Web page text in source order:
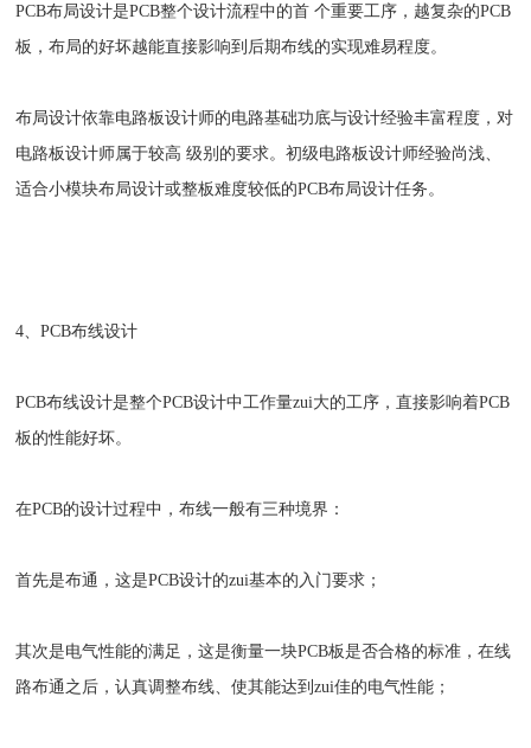
PCB布局设计是PCB整个设计流程中的首 个重要工序，越复杂的PCB
板，布局的好坏越能直接影响到后期布线的实现难易程度。
布局设计依靠电路板设计师的电路基础功底与设计经验丰富程度，对
电路板设计师属于较高 级别的要求。初级电路板设计师经验尚浅、
适合小模块布局设计或整板难度较低的PCB布局设计任务。
4、PCB布线设计
PCB布线设计是整个PCB设计中工作量zui大的工序，直接影响着PCB
板的性能好坏。
在PCB的设计过程中，布线一般有三种境界：
首先是布通，这是PCB设计的zui基本的入门要求；
其次是电气性能的满足，这是衡量一块PCB板是否合格的标准，在线
路布通之后，认真调整布线、使其能达到zui佳的电气性能；